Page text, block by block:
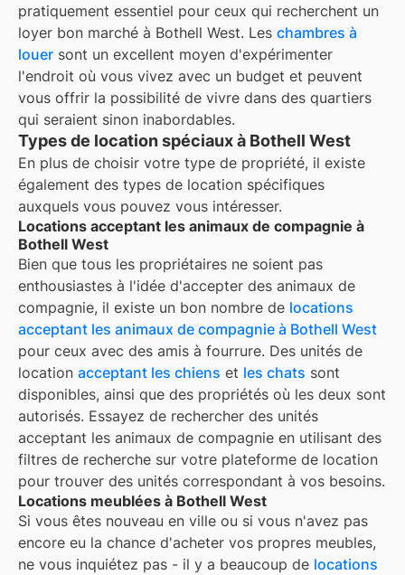
pratiquement essentiel pour ceux qui recherchent un
loyer bon marché à Bothell West. Les chambres à
louer sont un excellent moyen d'expérimenter
l'endroit où vous vivez avec un budget et peuvent
vous offrir la possibilité de vivre dans des quartiers
qui seraient sinon inabordables.
Types de location spéciaux à Bothell West
En plus de choisir votre type de propriété, il existe
également des types de location spécifiques
auxquels vous pouvez vous intéresser.
Locations acceptant les animaux de compagnie à
Bothell West
Bien que tous les propriétaires ne soient pas
enthousiastes à l'idée d'accepter des animaux de
compagnie, il existe un bon nombre de locations
acceptant les animaux de compagnie à Bothell West
pour ceux avec des amis à fourrure. Des unités de
location acceptant les chiens et les chats sont
disponibles, ainsi que des propriétés où les deux sont
autorisés. Essayez de rechercher des unités
acceptant les animaux de compagnie en utilisant des
filtres de recherche sur votre plateforme de location
pour trouver des unités correspondant à vos besoins.
Locations meublées à Bothell West
Si vous êtes nouveau en ville ou si vous n'avez pas
encore eu la chance d'acheter vos propres meubles,
ne vous inquiétez pas - il y a beaucoup de locations